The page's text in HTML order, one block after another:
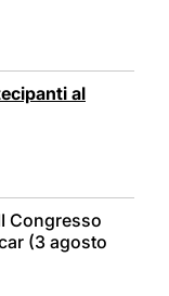
al
Congresso
(3 agosto